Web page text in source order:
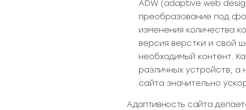
ADW (adaptive web
преобразование под
изменения количества
версия верстки и свой
необходимый контент.
различных устройств, а
сайта значительно
Адаптивность сайта